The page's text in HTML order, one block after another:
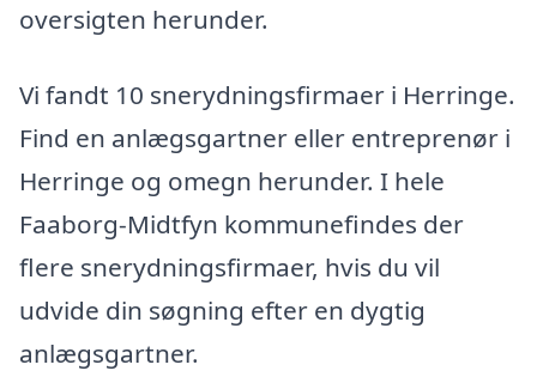
oversigten herunder.
Vi fandt 10 snerydningsfirmaer i Herringe.
Find en anlægsgartner eller entreprenør i
Herringe og omegn herunder. I hele
Faaborg-Midtfyn kommunefindes der
flere snerydningsfirmaer, hvis du vil
udvide din søgning efter en dygtig
anlægsgartner.